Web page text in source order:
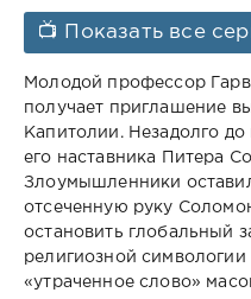
📺 Показать все
Молодой профессор
получает приглашение
Капитолии. Незадолго до
его наставника Питера
Злоумышленники
отсеченную руку
остановить глобальный
религиозной
«утраченное слово»